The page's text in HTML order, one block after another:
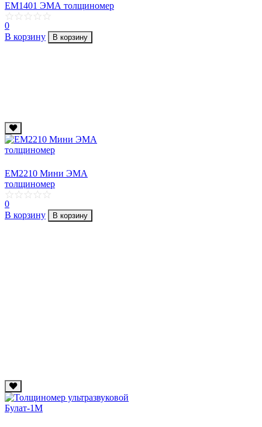
EM1401 ЭМА толщиномер
0
В корзину
В корзину
EM2210 Мини ЭМА
толщиномер
0
В корзину
В корзину